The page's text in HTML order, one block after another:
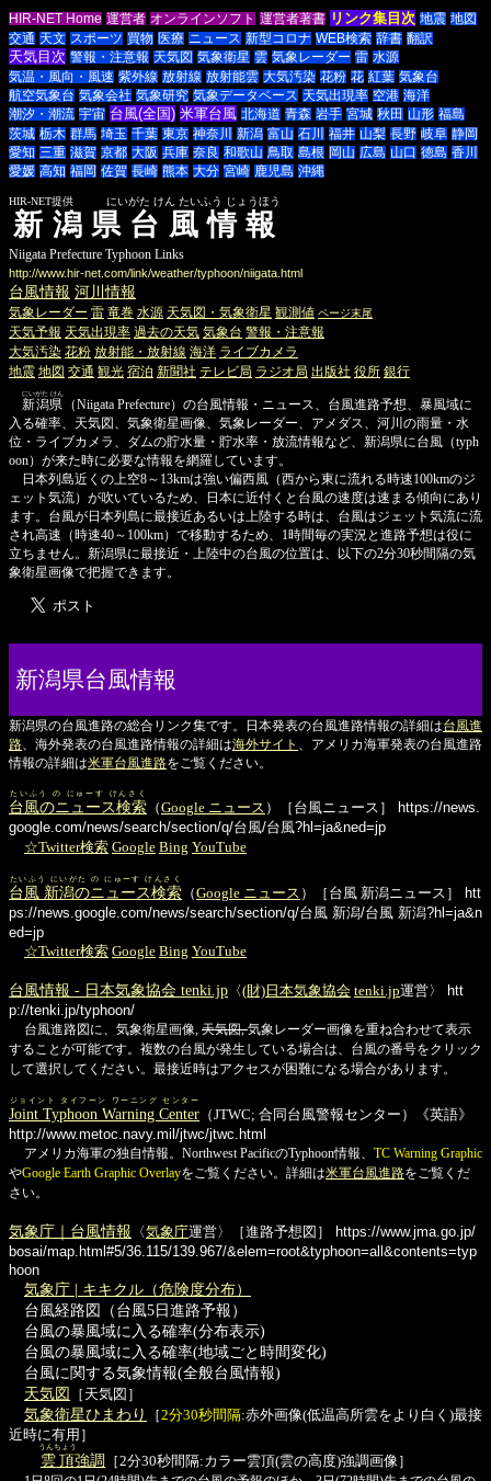
HIR-NET Home 運営者 オンラインソフト 運営者著書 リンク集目次 地震 地図
交通 天文 スポーツ 買物 医療 ニュース 新型コロナ WEB検索 辞書 翻訳
天気目次 警報・注意報 天気図 気象衛星 雲 気象レーダー 雷 水源
気温・風向・風速 紫外線 放射線 放射能雲 大気汚染 花粉 花 紅葉 気象台
航空気象台 気象会社 気象研究 気象データベース 天気出現率 空港 海洋
潮汐・潮流 宇宙 台風(全国) 米軍台風 北海道 青森 岩手 宮城 秋田 山形 福島
茨城 栃木 群馬 埼玉 千葉 東京 神奈川 新潟 富山 石川 福井 山梨 長野 岐阜 静岡
愛知 三重 滋賀 京都 大阪 兵庫 奈良 和歌山 鳥取 島根 岡山 広島 山口 徳島 香川
愛媛 高知 福岡 佐賀 長崎 熊本 大分 宮崎 鹿児島 沖縄
新潟県台風情報
HIR-NET提供 にいがた けん たいふう じょうほう
Niigata Prefecture Typhoon Links
http://www.hir-net.com/link/weather/typhoon/niigata.html
台風情報 河川情報
気象レーダー 雷 竜巻 水源 天気図・気象衛星 観測値 ページ末尾
天気予報 天気出現率 過去の天気 気象台 警報・注意報
大気汚染 花粉 放射能・放射線 海洋 ライブカメラ
地震 地図 交通 観光 宿泊 新聞社 テレビ局 ラジオ局 出版社 役所 銀行
新潟県
にいがた けん
（Niigata Prefecture）の台風情報・ニュース、台風進路予想、暴風域に
入る確率、天気図、気象衛星画像、気象レーダー、アメダス、河川の雨量・水
位・ライブカメラ、ダムの貯水量・貯水率・放流情報など、新潟県に台風（typh
oon）が来た時に必要な情報を網羅しています。
日本列島近くの上空8～13kmは強い偏西風（西から東に流れる時速100kmのジ
ェット気流）が吹いているため、日本に近付くと台風の速度は速まる傾向にあり
ます。台風が日本列島に最接近あるいは上陸する時は、台風はジェット気流に流
され高速（時速40～100km）で移動するため、1時間毎の実況と進路予想は役に
立ちません。新潟県に最接近・上陸中の台風の位置は、以下の2分30秒間隔の気
象衛星画像で把握できます。
新潟県台風情報
新潟県の台風進路の総合リンク集です。日本発表の台風進路情報の詳細は台風進
路 、海外発表の台風進路情報の詳細は海外サイト
、アメリカ海軍発表の台風進路
情報の詳細は米軍台風進路をご覧ください。
台風のニュース検索
たいふう の にゅーす けんさく
（Google ニュース ）［台風ニュース］
google.com/news/search/section/q/台風/台風?hl=ja&ned=jp
☆Twitter検索 Google Bing YouTube
台風 新潟のニュース検索
たいふう にいがた の にゅーす けんさく
（Google ニュース ）［台風 新潟ニュース］
ps://news.google.com/news/search/section/q/台風 新潟/台風 新潟?hl=ja&n
ed=jp
☆Twitter検索 Google Bing YouTube
台風情報 - 日本気象協会 tenki.jp 〈(財)日本気象協会 tenki.jp運営〉
htt
p://tenki.jp/typhoon/
台風進路図に、気象衛星画像, 天気図,気象レーダー画像を重ね合わせて表示
することが可能です。複数の台風が発生している場合は、台風の番号をクリック
して選択してください。最接近時はアクセスが困難になる場合があります。
Joint Typhoon Warning Center
ジョイント タイフーン ワーニング センター
（JTWC; 合同台風警報センター）《英語》
http://www.metoc.navy.mil/jtwc/jtwc.html
アメリカ海軍の独自情報。Northwest PacificのTyphoon情報、 TC Warning Graphic
やGoogle Earth Graphic Overlayをご覧ください。詳細は米軍台風進路をご覧くだ
さい。
気象庁｜台風情報 〈気象庁運営〉［進路予想図］
https://www.jma.go.jp/
bosai/map.html#5/36.115/139.967/&elem=root&typhoon=all&contents=typ
hoon
気象庁 | キキクル（危険度分布）
台風経路図（台風5日進路予報）
台風の暴風域に入る確率(分布表示)
台風の暴風域に入る確率(地域ごと時間変化)
台風に関する気象情報(全般台風情報)
天気図
［天気図］
気象衛星ひまわり ［2分30秒間隔:赤外画像(低温高所雲をより白く)最接
近時に有用］
雲頂
うんちょう
強調
［2分30秒間隔:カラー雲頂(雲の高度)強調画像］